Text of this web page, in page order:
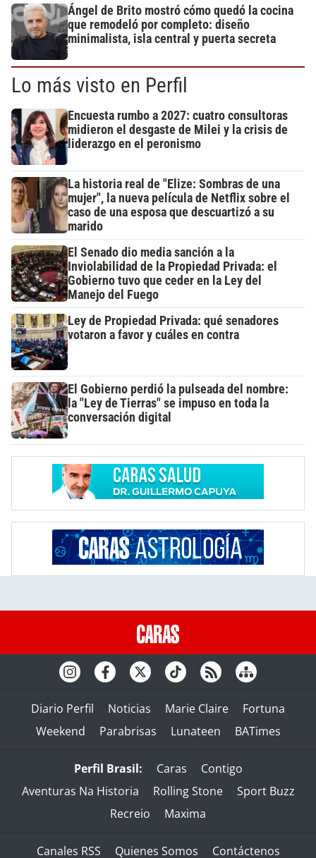
Ángel de Brito mostró cómo quedó la cocina
que remodeló por completo: diseño
minimalista, isla central y puerta secreta
Lo más visto en Perfil
Encuesta rumbo a 2027: cuatro consultoras
midieron el desgaste de Milei y la crisis de
liderazgo en el peronismo
La historia real de "Elize: Sombras de una
mujer", la nueva película de Netflix sobre el
caso de una esposa que descuartizó a su
marido
El Senado dio media sanción a la
Inviolabilidad de la Propiedad Privada: el
Gobierno tuvo que ceder en la Ley del
Manejo del Fuego
Ley de Propiedad Privada: qué senadores
votaron a favor y cuáles en contra
El Gobierno perdió la pulseada del nombre:
la "Ley de Tierras" se impuso en toda la
conversación digital
Diario Perfil Noticias Marie Claire
Fortuna
Weekend
Parabrisas Lunateen BATimes
Perfil Brasil: Caras
Contigo
Aventuras Na Historia
Rolling Stone
Sport Buzz
Recreio
Maxima
Canales RSS Quienes Somos Contáctenos